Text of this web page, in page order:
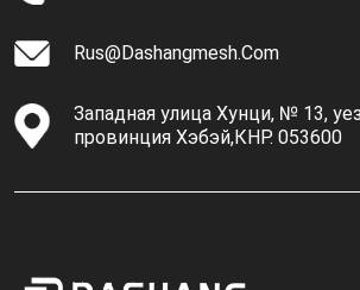
Rus@dashangmesh.com
Западная улица Хунци, № 13,
провинция Хэбэй,КНР. 053600